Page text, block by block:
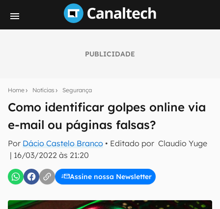
PUBLICIDADE
Home Notícias Segurança
Como identificar golpes online via
e-mail ou páginas falsas?
Por Dácio Castelo Branco • Editado por Claudio Yuge
| 16/03/2022 às 21:20
Assine nossa Newsletter
notícias e reviews sobre tecnologia em primeira
E-mail
Uso e Política de Privacidade do Canaltech.